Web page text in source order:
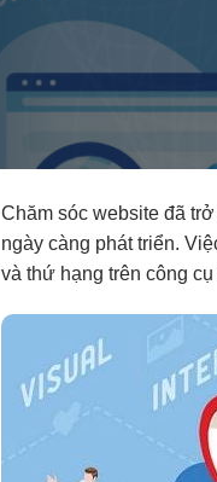
Chăm sóc website đã
ngày càng phát triển.
và thứ hạng trên công